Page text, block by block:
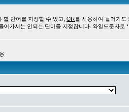
할 단어를 지정할 수 있고, OR를 사용하여 들어가도
어가서는 안되는 단어를 지정합니다. 와일드문자로